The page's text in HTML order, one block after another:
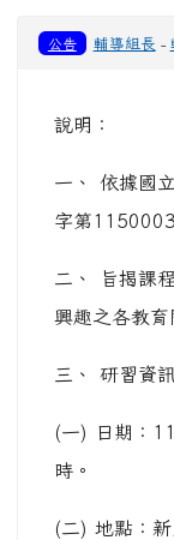
公告 輔導組長 -
說明：
一、 依據國
字第
二、 旨揭課
興趣之各教育
三、 研習資
(一) 日期：
時。
(二) 地點：